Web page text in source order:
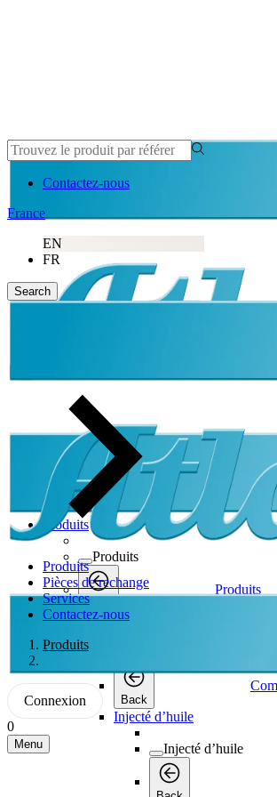
Contactez-nous
France
EN
FR
Search
Produits
Pièces de rechange
Services
Contactez-nous
Produits
Connexion
0
Menu
Produits
Produits
Back
Produits
Compresseurs à vis
Back
Injecté d’huile
Injecté d’huile